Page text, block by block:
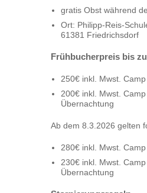
gratis Obst während
Ort: Philipp-Reis-
61381 Friedrichsdorf
Frühbucherpreis bis
250€ inkl. Mwst.
200€ inkl. Mwst.
Übernachtung
Ab dem 8.3.2026 gelten
280€ inkl. Mwst.
230€ inkl. Mwst.
Übernachtung